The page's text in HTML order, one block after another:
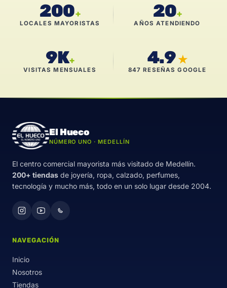
200+
LOCALES MAYORISTAS
20+
AÑOS ATENDIENDO
9K+
VISITAS MENSUALES
4.9 ★
847 RESEÑAS GOOGLE
El Hueco
NÚMERO UNO · MEDELLÍN
El centro comercial mayorista más visitado de Medellín.
200+ tiendas de joyería, ropa, calzado, perfumes,
tecnología y mucho más, todo en un solo lugar desde 2004.
NAVEGACIÓN
Inicio
Nosotros
Tiendas